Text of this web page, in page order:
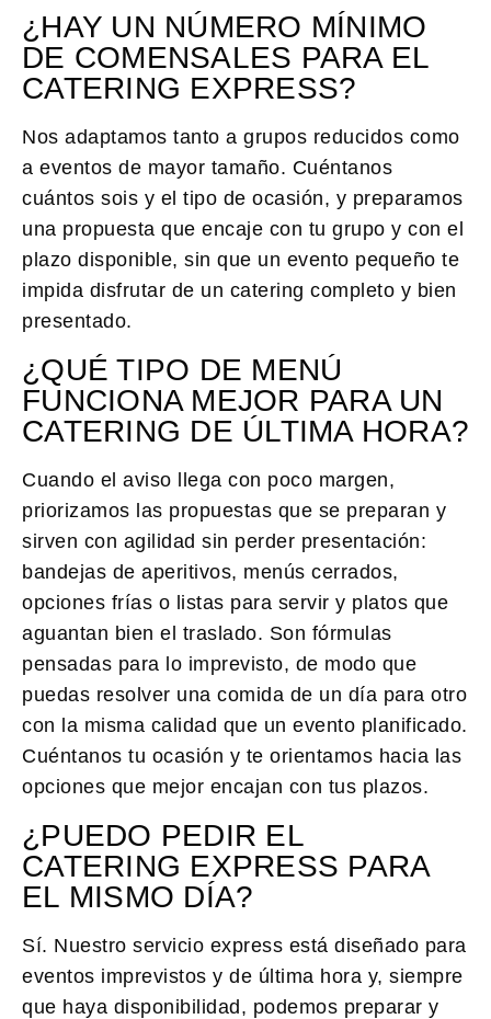
¿HAY UN NÚMERO MÍNIMO
DE COMENSALES PARA EL
CATERING EXPRESS?
Nos adaptamos tanto a grupos reducidos como
a eventos de mayor tamaño. Cuéntanos
cuántos sois y el tipo de ocasión, y preparamos
una propuesta que encaje con tu grupo y con el
plazo disponible, sin que un evento pequeño te
impida disfrutar de un catering completo y bien
presentado.
¿QUÉ TIPO DE MENÚ
FUNCIONA MEJOR PARA UN
CATERING DE ÚLTIMA HORA?
Cuando el aviso llega con poco margen,
priorizamos las propuestas que se preparan y
sirven con agilidad sin perder presentación:
bandejas de aperitivos, menús cerrados,
opciones frías o listas para servir y platos que
aguantan bien el traslado. Son fórmulas
pensadas para lo imprevisto, de modo que
puedas resolver una comida de un día para otro
con la misma calidad que un evento planificado.
Cuéntanos tu ocasión y te orientamos hacia las
opciones que mejor encajan con tus plazos.
¿PUEDO PEDIR EL
CATERING EXPRESS PARA
EL MISMO DÍA?
Sí. Nuestro servicio express está diseñado para
eventos imprevistos y de última hora y, siempre
que haya disponibilidad, podemos preparar y